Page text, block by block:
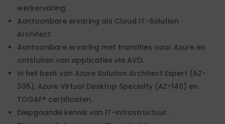
werkervaring.
Aantoonbare ervaring als Cloud IT-Solution
Architect.
Aantoonbare ervaring met transities naar Azure en
ontsluiten van applicaties via AVD.
In het bezit van Azure Solution Architect Expert (AZ-
305), Azure Virtual Desktop Specialty (AZ-140) en
TOGAF® certificaten.
Diepgaande kennis van IT-infrastructuur.